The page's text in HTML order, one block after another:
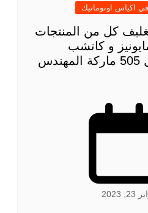
اكياس اوتوماتيك
كل من المنتجات
مايونيز و كاتشب
ومستردة موديل 505 ماركة المهندس
2023